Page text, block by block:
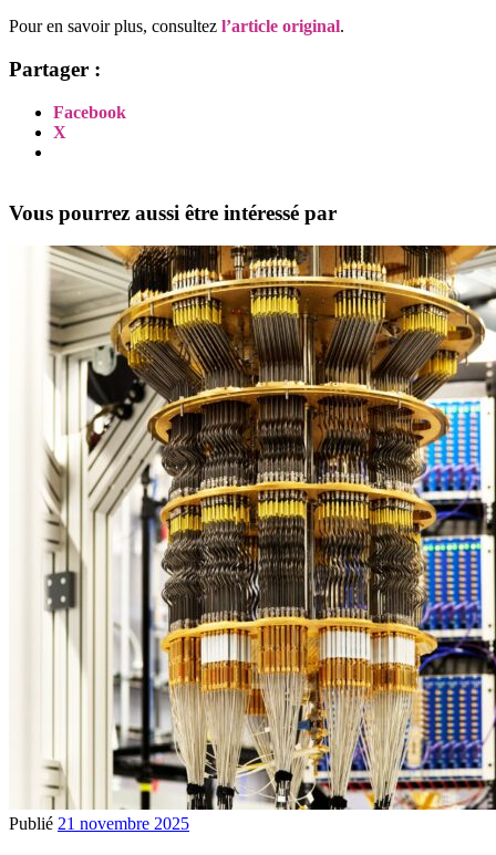
Pour en savoir plus, consultez l’article original.
Partager :
Facebook
X
Vous pourrez aussi être intéressé par
Publié 21 novembre 2025